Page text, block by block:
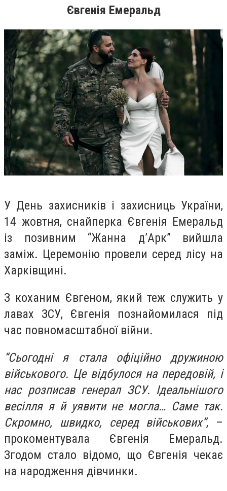
Євгенія Емеральд
У День захисників і захисниць України,
14 жовтня, снайперка Євгенія Емеральд
із позивним “Жанна д’Арк” вийшла
заміж. Церемонію провели серед лісу на
Харківщині.
З коханим Євгеном, який теж служить у
лавах ЗСУ, Євгенія познайомилася під
час повномасштабної війни.
“Сьогодні я стала офіційно дружиною
військового. Це відбулося на передовій, і
нас розписав генерал ЗСУ. Ідеальнішого
весілля я й уявити не могла… Саме так.
Скромно, швидко, серед військових”, –
прокоментувала Євгенія Емеральд.
Згодом стало відомо, що Євгенія чекає
на народження дівчинки.